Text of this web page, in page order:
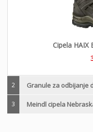
Cipela HAIX
2 Granule za odbijanje
3 Meindl cipela